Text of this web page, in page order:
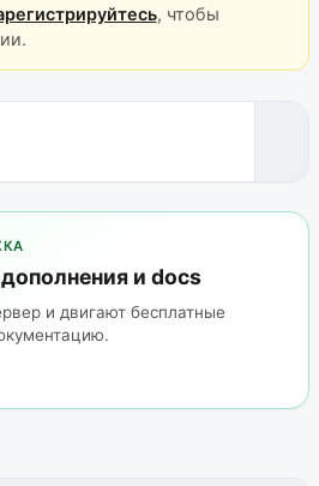
, чтобы
и docs
и двигают бесплатные